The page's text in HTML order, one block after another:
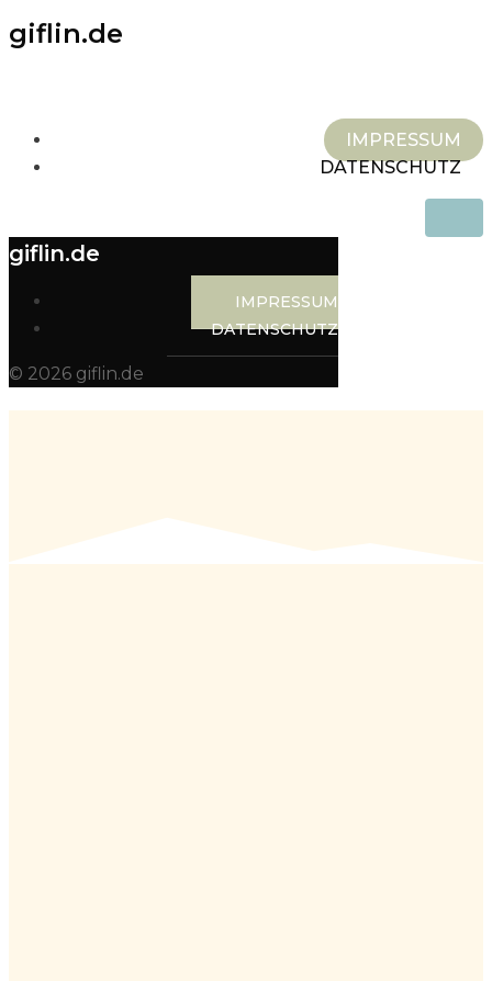
giflin.de
IMPRESSUM
DATENSCHUTZ
giflin.de
IMPRESSUM
DATENSCHUTZ
© 2026 giflin.de